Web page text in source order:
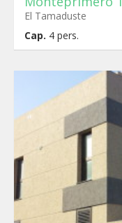
El Tamaduste
Cap. 4 pers.